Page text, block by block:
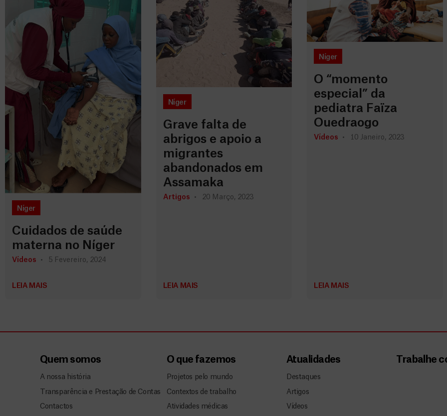
Níger
Cuidados de saúde
materna no Níger
Vídeos 5 Fevereiro, 2024
LEIA MAIS
Níger
Grave falta de
abrigos e apoio a
migrantes
abandonados em
Assamaka
Artigos 20 Março, 2023
LEIA MAIS
Níger
O “momento
especial” da
pediatra Faïza
Ouedraogo
Vídeos 10 Janeiro, 2023
LEIA MAIS
Quem somos
A nossa história
Transparência e Prestação de Contas
Contactos
O que fazemos
Projetos pelo mundo
Contextos de trabalho
Atividades médicas
Atualidades
Destaques
Artigos
Vídeos
Trabalhe